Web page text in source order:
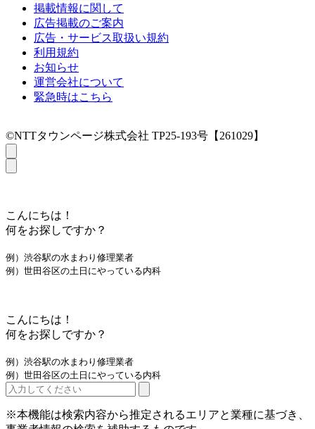
掲載情報に関して
広告掲載のご案内
広告・サービス取扱い規約
利用規約
お知らせ
運営会社について
緊急時はこちら
©NTTタウンページ株式会社 TP25-193号【261029】
こんにちは！
何をお探しですか？
例）渋谷駅の水まわり修理業者
例）世田谷区の土日にやっている内科
こんにちは！
何をお探しですか？
例）渋谷駅の水まわり修理業者
例）世田谷区の土日にやっている内科
※本機能は検索内容から推定されるエリアと業種に基づき、